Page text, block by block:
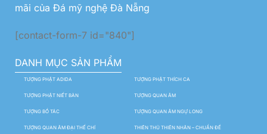
mãi của Đá mỹ nghệ Đà Nẵng
[contact-form-7 id="840"]
DANH MỤC SẢN PHẨM
TƯỢNG PHẬT ADIDA TƯỢNG PHẬT THÍCH CA
TƯỢNG PHẬT NIẾT BÀN TƯỢNG QUAN ÂM
TƯỢNG BỒ TÁC TƯỢNG QUAN ÂM NGỰ LONG
TƯỢNG QUAN ÂM ĐẠI THẾ CHÍ THIÊN THỦ THIÊN NHÃN – CHUẨN ĐỀ